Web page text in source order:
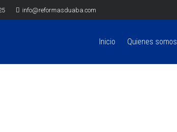
info@reformasduaba.com
Inicio Quienes somos